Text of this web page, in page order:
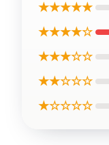
★★★★★
★★★★☆
★★★☆☆
★★☆☆☆
★☆☆☆☆